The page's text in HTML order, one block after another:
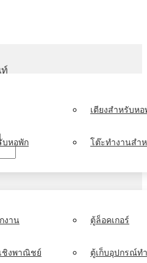
เตียงสำหรับหอ
บหอพัก โต๊ะทำงานสำ
งาน ตู้ล็อคเกอร์
ชิงพาณิชย์ ตู้เก็บอุปกรณ์ท